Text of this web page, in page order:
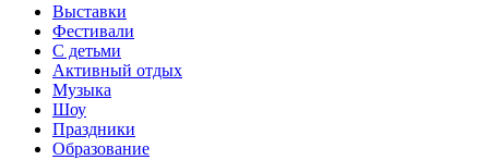
Выставки
Фестивали
С детьми
Активный отдых
Музыка
Шоу
Праздники
Образование